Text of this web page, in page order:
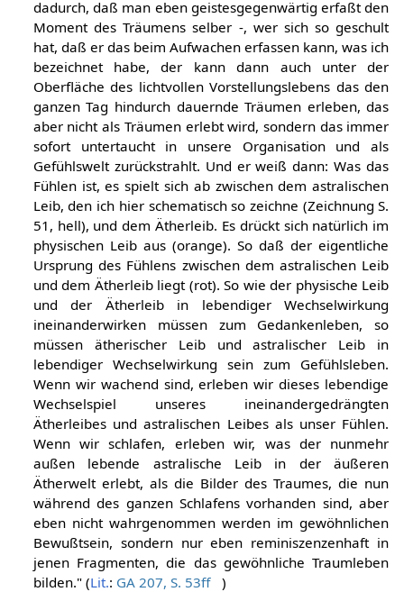
dadurch, daß man eben geistesgegenwärtig erfaßt den
Moment des Träumens selber -, wer sich so geschult
hat, daß er das beim Aufwachen erfassen kann, was ich
bezeichnet habe, der kann dann auch unter der
Oberfläche des lichtvollen Vorstellungslebens das den
ganzen Tag hindurch dauernde Träumen erleben, das
aber nicht als Träumen erlebt wird, sondern das immer
sofort untertaucht in unsere Organisation und als
Gefühlswelt zurückstrahlt. Und er weiß dann: Was das
Fühlen ist, es spielt sich ab zwischen dem astralischen
Leib, den ich hier schematisch so zeichne (Zeichnung S.
51, hell), und dem Ätherleib. Es drückt sich natürlich im
physischen Leib aus (orange). So daß der eigentliche
Ursprung des Fühlens zwischen dem astralischen Leib
und dem Ätherleib liegt (rot). So wie der physische Leib
und der Ätherleib in lebendiger Wechselwirkung
ineinanderwirken müssen zum Gedankenleben, so
müssen ätherischer Leib und astralischer Leib in
lebendiger Wechselwirkung sein zum Gefühlsleben.
Wenn wir wachend sind, erleben wir dieses lebendige
Wechselspiel unseres ineinandergedrängten
Ätherleibes und astralischen Leibes als unser Fühlen.
Wenn wir schlafen, erleben wir, was der nunmehr
außen lebende astralische Leib in der äußeren
Ätherwelt erlebt, als die Bilder des Traumes, die nun
während des ganzen Schlafens vorhanden sind, aber
eben nicht wahrgenommen werden im gewöhnlichen
Bewußtsein, sondern nur eben reminiszenzenhaft in
jenen Fragmenten, die das gewöhnliche Traumleben
bilden." (Lit.: GA 207, S. 53ff )